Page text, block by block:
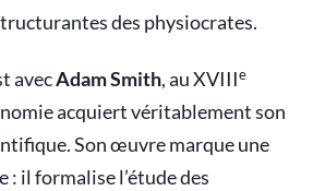
des physiocrates.
avecAdam Smith, au XVIIIe
acquiert véritablement son
Son œuvre marque une
: il formalise l’étude des